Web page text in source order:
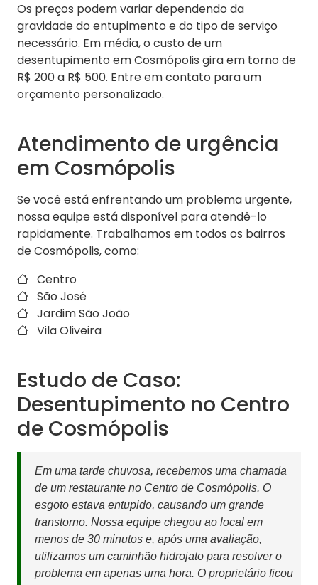
Os preços podem variar dependendo da
gravidade do entupimento e do tipo de serviço
necessário. Em média, o custo de um
desentupimento em Cosmópolis gira em torno de
R$ 200 a R$ 500. Entre em contato para um
orçamento personalizado.
Atendimento de urgência
em Cosmópolis
Se você está enfrentando um problema urgente,
nossa equipe está disponível para atendê-lo
rapidamente. Trabalhamos em todos os bairros
de Cosmópolis, como:
Centro
São José
Jardim São João
Vila Oliveira
Estudo de Caso:
Desentupimento no Centro
de Cosmópolis
Em uma tarde chuvosa, recebemos uma chamada
de um restaurante no Centro de Cosmópolis. O
esgoto estava entupido, causando um grande
transtorno. Nossa equipe chegou ao local em
menos de 30 minutos e, após uma avaliação,
utilizamos um caminhão hidrojato para resolver o
problema em apenas uma hora. O proprietário ficou